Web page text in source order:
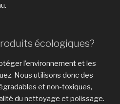
écologiques?
l’environnement et les
Nous utilisons donc des
et non-toxiques,
du nettoyage et polissage.